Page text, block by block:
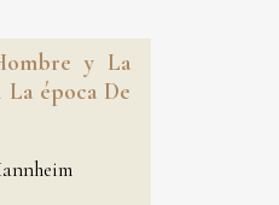
y La
La época De